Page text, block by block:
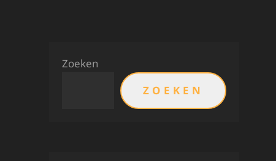
Zoeken
ZOEKEN